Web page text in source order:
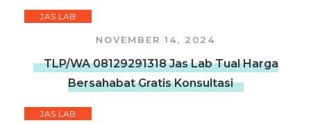
JAS LAB
NOVEMBER 14, 2024
TLP/WA 08129291318 Jas Lab Tual Harga
Bersahabat Gratis Konsultasi
JAS LAB